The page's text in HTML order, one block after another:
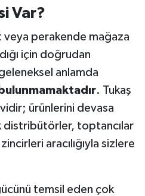
Var?
veya perakende mağaza
için doğrudan
anlamda
. Tukaş
ürünlerini devasa
distribütörler, toptancılar
aracılığıyla sizlere
temsil eden çok